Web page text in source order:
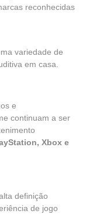
reconhecidas
variedade de
em casa.
e
continuam a ser
Xbox e
definição
de jogo